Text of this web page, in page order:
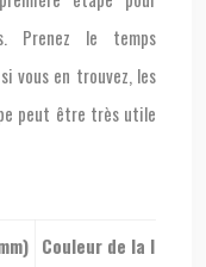
Prenez le temps
vous en trouvez, les
peut être très utile
Couleur de la larve